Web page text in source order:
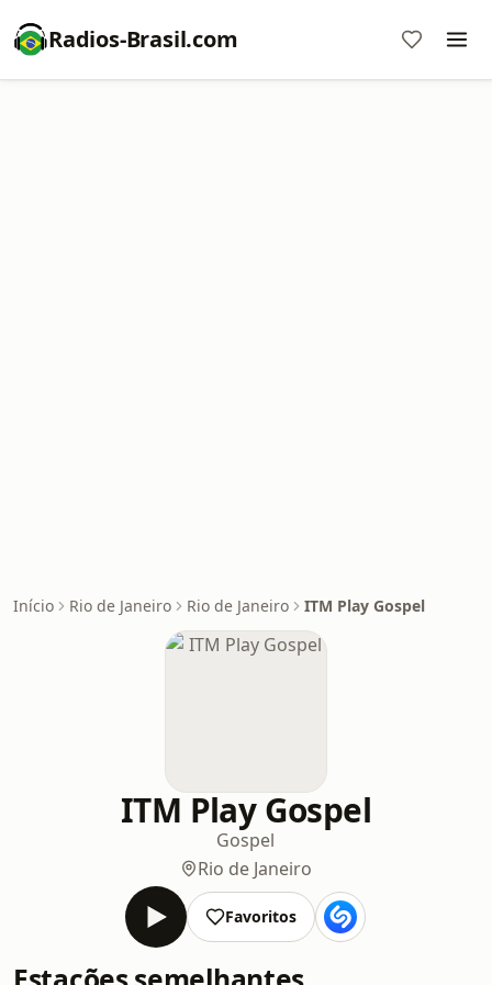
Radios-Brasil.com
Início Rio de Janeiro Rio de Janeiro ITM Play Gospel
ITM Play Gospel
Gospel
Rio de Janeiro
Favoritos